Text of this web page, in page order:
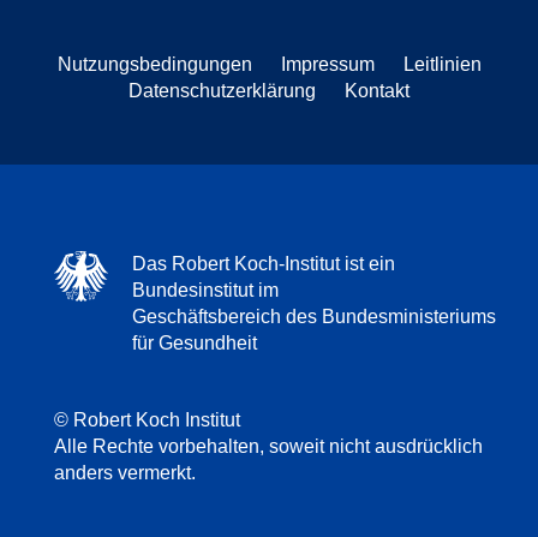
Nutzungsbedingungen Impressum
Leitlinien
Datenschutzerklärung
Kontakt
Das Robert Koch-Institut ist ein
Bundesinstitut im
Geschäftsbereich des Bundesministeriums
für Gesundheit
© Robert Koch Institut
Alle Rechte vorbehalten, soweit nicht ausdrücklich
anders vermerkt.